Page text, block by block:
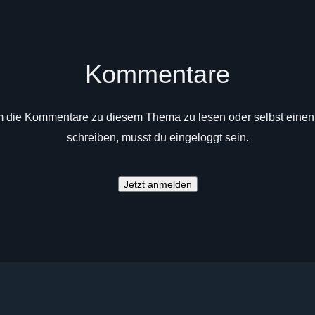
Kommentare
die Kommentare zu diesem Thema zu lesen oder selbst
schreiben, musst du eingeloggt sein.
Jetzt anmelden